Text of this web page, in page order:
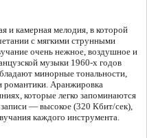
и камерная мелодия, в которой
с мягкими струнными
очень нежное, воздушное и
музыки 1960-х годов
минорные тональности,
романтики. Аранжировка
которые легко запоминаются
— высокое (320 Кбит/сек),
каждого инструмента.